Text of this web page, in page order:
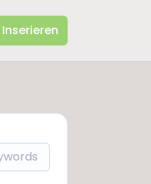
Inserieren